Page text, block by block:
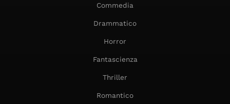
Commedia
Drammatico
Horror
Fantascienza
Thriller
Romantico